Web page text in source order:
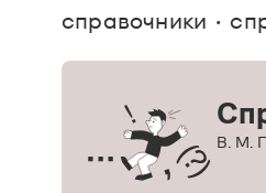
Большой универсальный
Русское словесное
Словарь антонимов
Словарь методических
Словарь русских имён
Словарь синонимов
справочники
В. М.